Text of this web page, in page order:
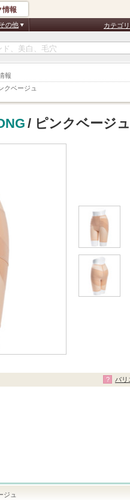
報
クベージュ
情報
その他 カテゴ
/ ピンクベージュ
バリ
ジュ